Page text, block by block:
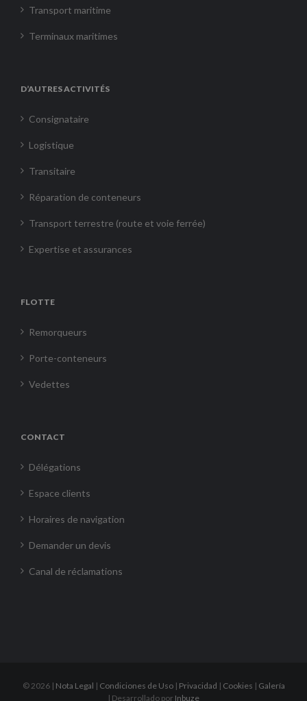
Transport maritime
Terminaux maritimes
D’AUTRES ACTIVITÉS
Consignataire
Logistique
Transitaire
Réparation de conteneurs
Transport terrestre (route et voie ferrée)
Expertise et assurances
FLOTTE
Remorqueurs
Porte-conteneurs
Vedettes
CONTACT
Délégations
Espace clients
Horaires de navigation
Demander un devis
Canal de réclamations
©2026 | Nota Legal | Condiciones de Uso| Privacidad | Cookies | Galería
| Desarrollado por Inbuze